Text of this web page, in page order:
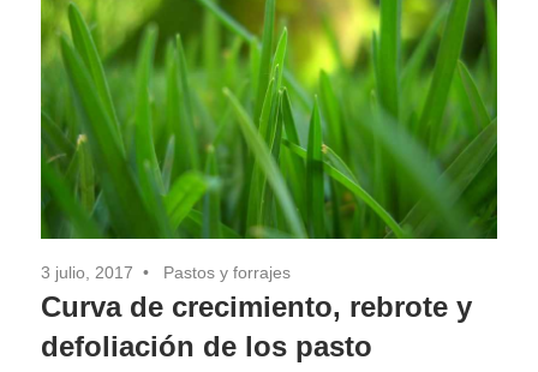
mi
Pasión
3 julio, 2017 Pastos y forrajes
Curva de crecimiento, rebrote y
defoliación de los pasto